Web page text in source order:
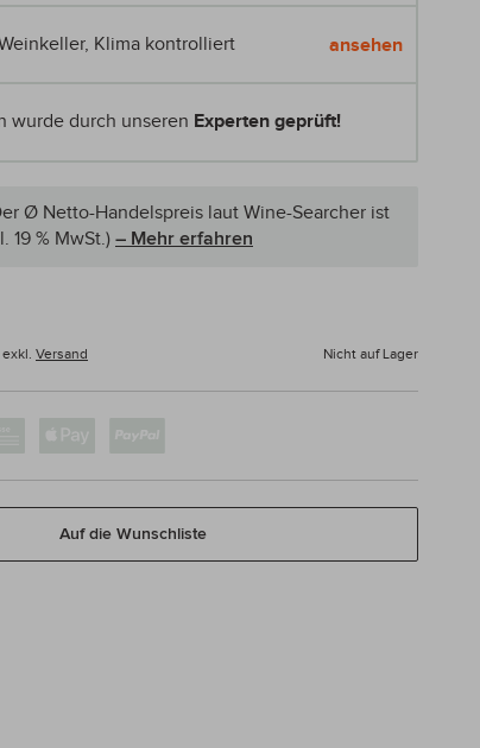
Klima kontrolliert ansehen
wurde durch unseren Experten geprüft!
Ø Netto-Handelspreis laut Wine-Searcher ist
19 % MwSt.) – Mehr erfahren
exkl. Versand Nicht auf Lager
Auf die Wunschliste